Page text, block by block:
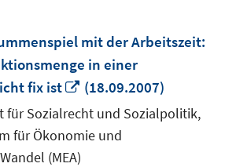
mit der Arbeitszeit:
in einer
fix ist
In
neuem
Fenster
öffnen
(18.09.2007)
für Sozialrecht und Sozialpolitik,
für Ökonomie und
(MEA)